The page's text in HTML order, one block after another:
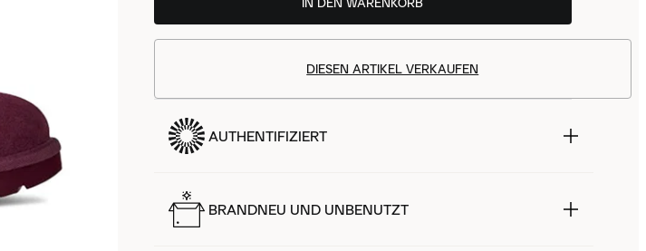
DIESEN ARTIKEL VERKAUFEN
AUTHENTIFIZIERT
BRANDNEU UND UNBENUTZT